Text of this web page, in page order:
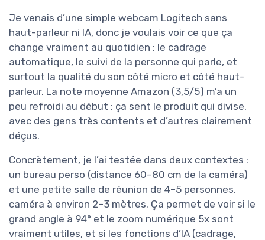
Je venais d’une simple webcam Logitech sans
haut-parleur ni IA, donc je voulais voir ce que ça
change vraiment au quotidien : le cadrage
automatique, le suivi de la personne qui parle, et
surtout la qualité du son côté micro et côté haut-
parleur. La note moyenne Amazon (3,5/5) m’a un
peu refroidi au début : ça sent le produit qui divise,
avec des gens très contents et d’autres clairement
déçus.
Concrètement, je l’ai testée dans deux contextes :
un bureau perso (distance 60–80 cm de la caméra)
et une petite salle de réunion de 4–5 personnes,
caméra à environ 2–3 mètres. Ça permet de voir si le
grand angle à 94° et le zoom numérique 5x sont
vraiment utiles, et si les fonctions d’IA (cadrage,